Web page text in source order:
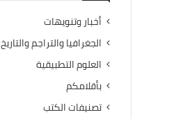
أخبار وتنويهات
الجغرافيا والتراجم والتاريخ
العلوم التطبيقية
بأقلامكم
تصنيفات الكتب